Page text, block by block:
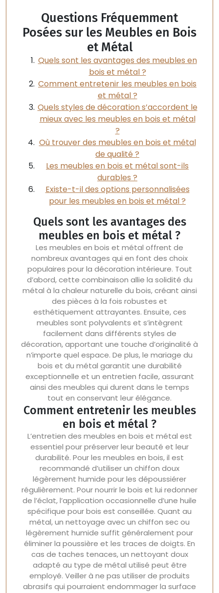
Questions Fréquemment
Posées sur les Meubles en Bois
et Métal
Quels sont les avantages des meubles en
bois et métal ?
Comment entretenir les meubles en bois
et métal ?
Quels styles de décoration s’accordent le
mieux avec les meubles en bois et métal
?
Où trouver des meubles en bois et métal
de qualité ?
Les meubles en bois et métal sont-ils
durables ?
Existe-t-il des options personnalisées
pour les meubles en bois et métal ?
Quels sont les avantages des
meubles en bois et métal ?
Les meubles en bois et métal offrent de
nombreux avantages qui en font des choix
populaires pour la décoration intérieure. Tout
d’abord, cette combinaison allie la solidité du
métal à la chaleur naturelle du bois, créant ainsi
des pièces à la fois robustes et
esthétiquement attrayantes. Ensuite, ces
meubles sont polyvalents et s’intègrent
facilement dans différents styles de
décoration, apportant une touche d’originalité à
n’importe quel espace. De plus, le mariage du
bois et du métal garantit une durabilité
exceptionnelle et un entretien facile, assurant
ainsi des meubles qui durent dans le temps
tout en conservant leur élégance.
Comment entretenir les meubles
en bois et métal ?
L’entretien des meubles en bois et métal est
essentiel pour préserver leur beauté et leur
durabilité. Pour les meubles en bois, il est
recommandé d’utiliser un chiffon doux
légèrement humide pour les dépoussiérer
régulièrement. Pour nourrir le bois et lui redonner
de l’éclat, l’application occasionnelle d’une huile
spécifique pour bois est conseillée. Quant au
métal, un nettoyage avec un chiffon sec ou
légèrement humide suffit généralement pour
éliminer la poussière et les traces de doigts. En
cas de taches tenaces, un nettoyant doux
adapté au type de métal utilisé peut être
employé. Veiller à ne pas utiliser de produits
abrasifs qui pourraient endommager la surface